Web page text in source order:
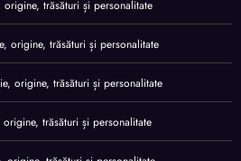
origine, trăsături și personalitate
origine, trăsături și personalitate
origine, trăsături și personalitate
trăsături și personalitate